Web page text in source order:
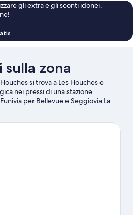
gli extra e gli sconti idonei.
zona
si trova a Les Houches e
nei pressi di una stazione
per Bellevue e Seggiovia La
fondamentali per chi ama le
e Ghiacciaio di Bossons. Parc